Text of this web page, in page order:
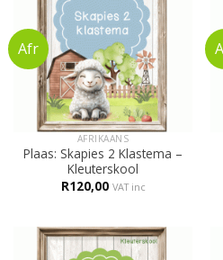
AFRIKAANS
Plaas: Skapies 2 Klastema –
Kleuterskool
R120,00 VAT inc